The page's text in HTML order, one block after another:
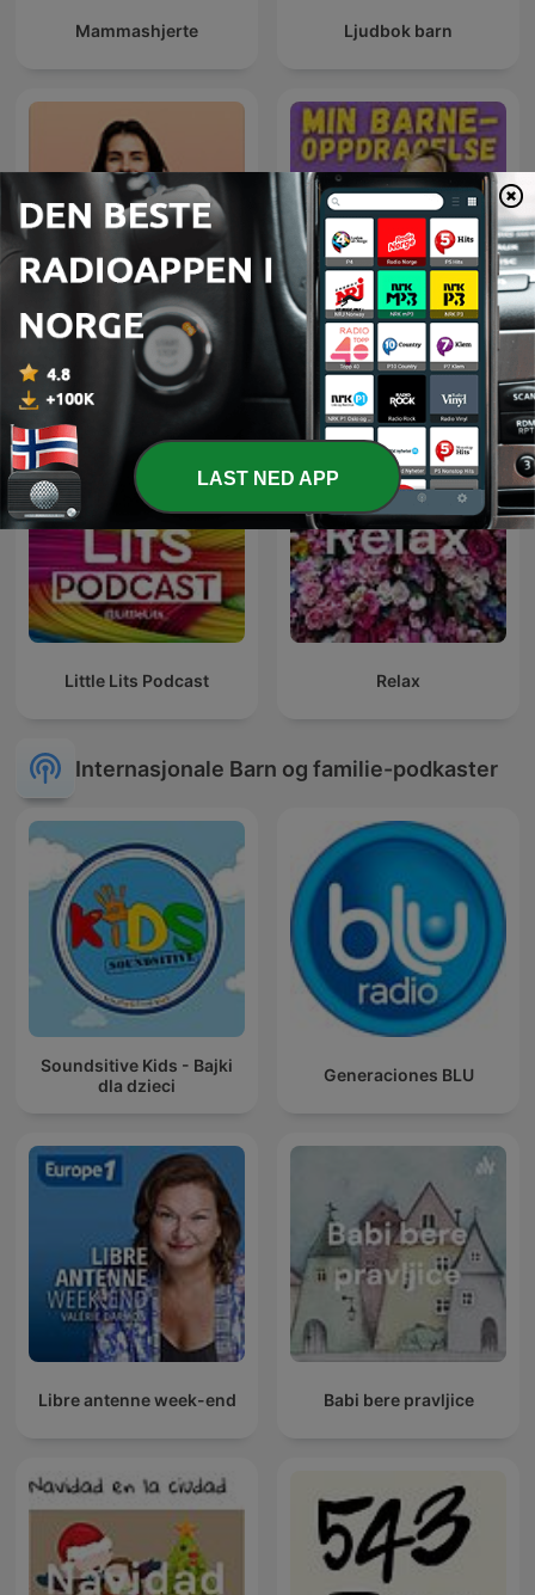
Mammashjerte Ljudbok barn
Mamma Jobber Min barneoppdragelse
Little Lits Podcast Relax
Internasjonale Barn og familie-podkaster
Soundsitive Kids - Bajki
dla dzieci
Generaciones BLU
Libre antenne week-end Babi bere pravljice
LAST NED APP